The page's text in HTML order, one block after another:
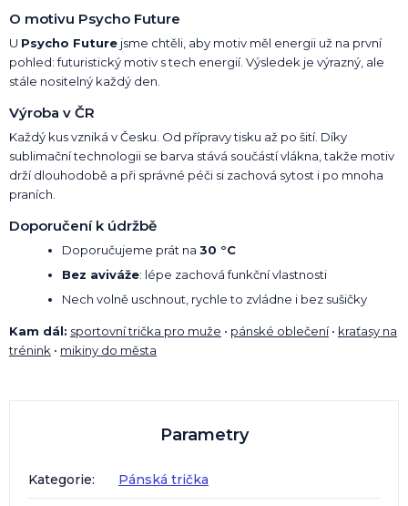
O motivu Psycho Future
U Psycho Future jsme chtěli, aby motiv měl energii už na první
pohled: futuristický motiv s tech energií. Výsledek je výrazný, ale
stále nositelný každý den.
Výroba v ČR
Každý kus vzniká v Česku. Od přípravy tisku až po šití. Díky
sublimační technologii se barva stává součástí vlákna, takže motiv
drží dlouhodobě a při správné péči si zachová sytost i po mnoha
praních.
Doporučení k údržbě
Doporučujeme prát na 30 °C
Bez aviváže: lépe zachová funkční vlastnosti
Nech volně uschnout, rychle to zvládne i bez sušičky
Kam dál: sportovní trička pro muže • pánské oblečení• kraťasy na
trénink • mikiny do města
Parametry
Kategorie: Pánská trička